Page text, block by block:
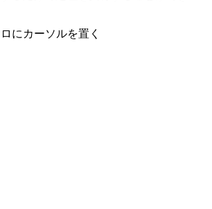
にカーソルを置く